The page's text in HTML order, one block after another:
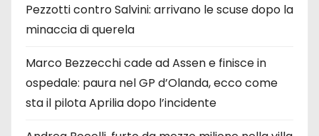
Pezzotti contro Salvini: arrivano le scuse dopo la
minaccia di querela
Marco Bezzecchi cade ad Assen e finisce in
ospedale: paura nel GP d’Olanda, ecco come
sta il pilota Aprilia dopo l’incidente